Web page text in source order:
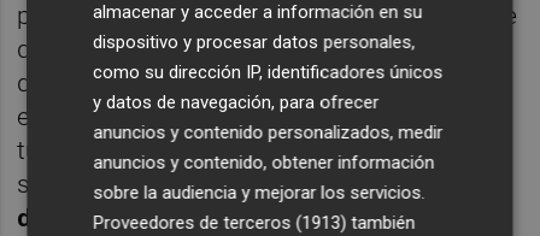
programa está "manipulado" en el sentido de
que la entrevista total fue recortada, pues
duró "hora y cincuenta minutos y lo que se
emitió es menos". Así, sobre la hora a la que
tuvo información del barranco del Poyo,
señaló en el juzgado queantes de las siete
de la tarde no pudotener datos, a pesar de
almacenar y acceder a información en su
dispositivo y procesar datos personales,
como su dirección IP, identificadores únicos
y datos de navegación, para ofrecer
anuncios y contenido personalizados, medir
anuncios y contenido, obtener información
sobre la audiencia y mejorar los servicios.
Proveedores de terceros (1913) también